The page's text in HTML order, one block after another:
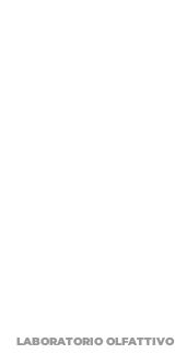
LABORATORIO OLFATTIVO